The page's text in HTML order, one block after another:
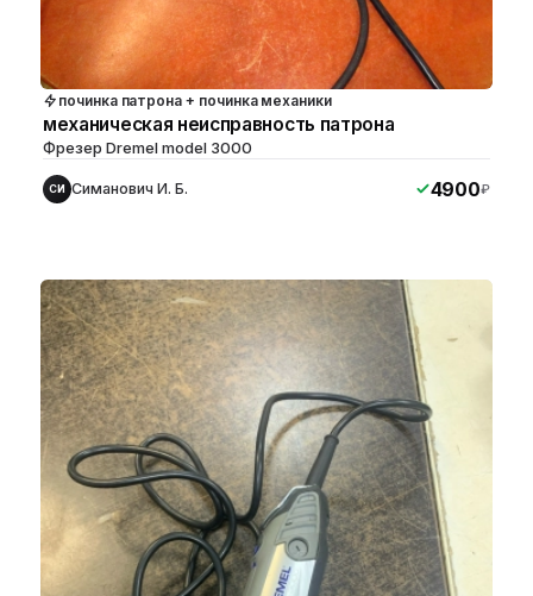
починка патрона + починка механики
механическая неисправность патрона
Фрезер Dremel model 3000
СИ Симанович И. Б. 4900₽